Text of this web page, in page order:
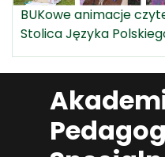
BUKowe animacje
Stolica Języka